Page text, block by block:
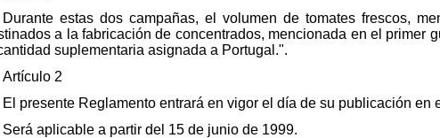
Durante estas dos campañas, el volumen de tomates frescos,
a la fabricación de concentrados, mencionada en el primer
suplementaria asignada a Portugal.".
Artículo 2
El presente Reglamento entrará en vigor el día de su publicación
Será aplicable a partir del 15 de junio de 1999.